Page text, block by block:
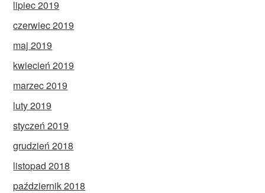
lipiec 2019
czerwiec 2019
maj 2019
kwiecień 2019
marzec 2019
luty 2019
styczeń 2019
grudzień 2018
listopad 2018
październik 2018